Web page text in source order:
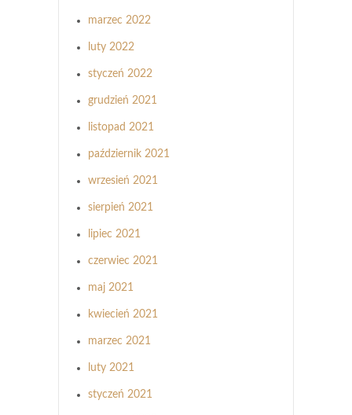
marzec 2022
luty 2022
styczeń 2022
grudzień 2021
listopad 2021
październik 2021
wrzesień 2021
sierpień 2021
lipiec 2021
czerwiec 2021
maj 2021
kwiecień 2021
marzec 2021
luty 2021
styczeń 2021